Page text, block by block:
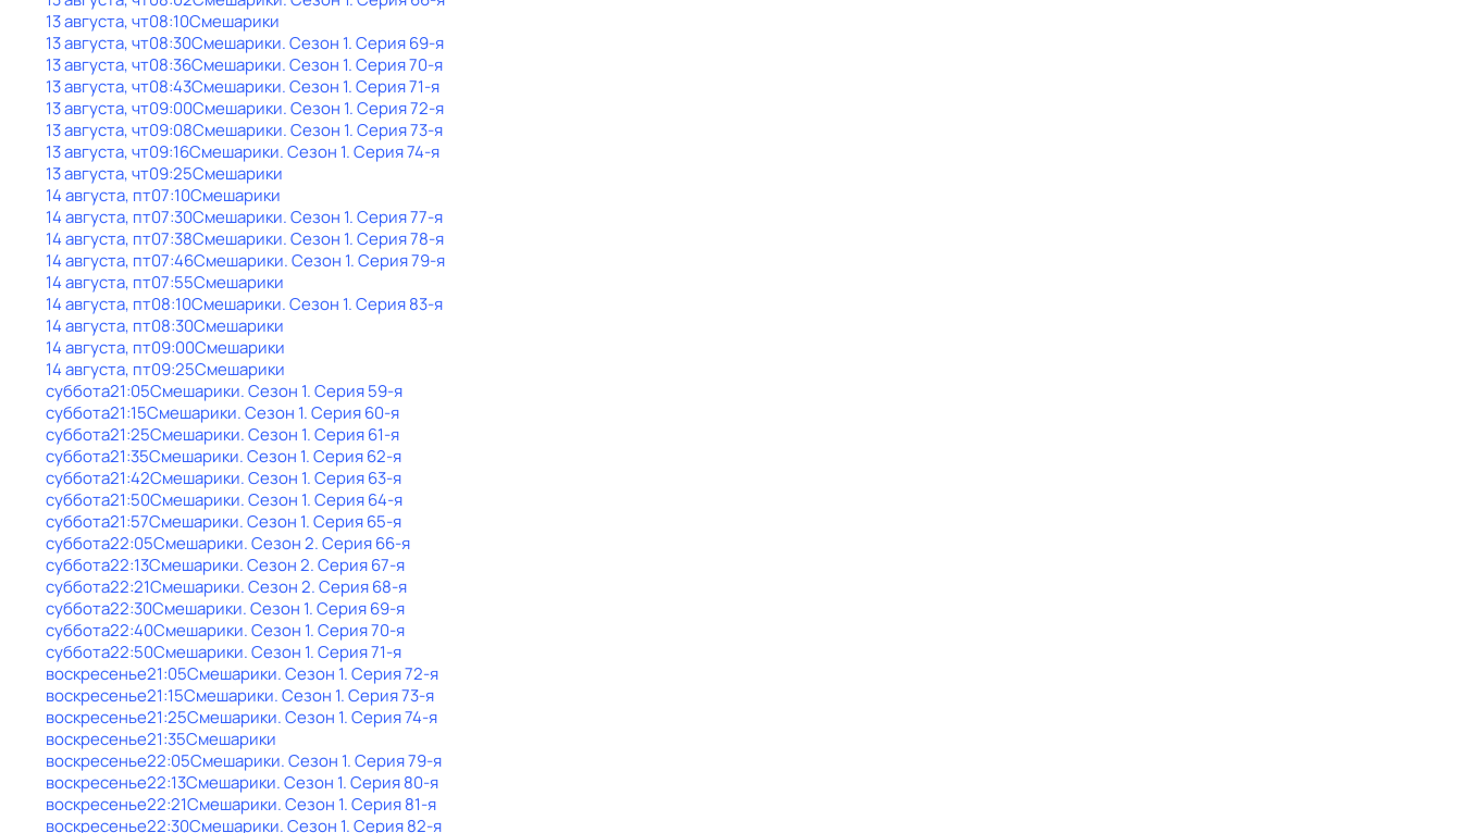
13 августа, чт08:10Смешарики
13 августа, чт08:30Смешарики. Сезон 1. Серия 69-я
13 августа, чт08:36Смешарики. Сезон 1. Серия 70-я
13 августа, чт08:43Смешарики. Сезон 1. Серия 71-я
13 августа, чт09:00Смешарики. Сезон 1. Серия 72-я
13 августа, чт09:08Смешарики. Сезон 1. Серия 73-я
13 августа, чт09:16Смешарики. Сезон 1. Серия 74-я
13 августа, чт09:25Смешарики
14 августа, пт07:10Смешарики
14 августа, пт07:30Смешарики. Сезон 1. Серия 77-я
14 августа, пт07:38Смешарики. Сезон 1. Серия 78-я
14 августа, пт07:46Смешарики. Сезон 1. Серия 79-я
14 августа, пт07:55Смешарики
14 августа, пт08:10Смешарики. Сезон 1. Серия 83-я
14 августа, пт08:30Смешарики
14 августа, пт09:00Смешарики
14 августа, пт09:25Смешарики
суббота21:05Смешарики. Сезон 1. Серия 59-я
суббота21:15Смешарики. Сезон 1. Серия 60-я
суббота21:25Смешарики. Сезон 1. Серия 61-я
суббота21:35Смешарики. Сезон 1. Серия 62-я
суббота21:42Смешарики. Сезон 1. Серия 63-я
суббота21:50Смешарики. Сезон 1. Серия 64-я
суббота21:57Смешарики. Сезон 1. Серия 65-я
суббота22:05Смешарики. Сезон 2. Серия 66-я
суббота22:13Смешарики. Сезон 2. Серия 67-я
суббота22:21Смешарики. Сезон 2. Серия 68-я
суббота22:30Смешарики. Сезон 1. Серия 69-я
суббота22:40Смешарики. Сезон 1. Серия 70-я
суббота22:50Смешарики. Сезон 1. Серия 71-я
воскресенье21:05Смешарики. Сезон 1. Серия 72-я
воскресенье21:15Смешарики. Сезон 1. Серия 73-я
воскресенье21:25Смешарики. Сезон 1. Серия 74-я
воскресенье21:35Смешарики
воскресенье22:05Смешарики. Сезон 1. Серия 79-я
воскресенье22:13Смешарики. Сезон 1. Серия 80-я
воскресенье22:21Смешарики. Сезон 1. Серия 81-я
воскресенье22:30Смешарики. Сезон 1. Серия 82-я